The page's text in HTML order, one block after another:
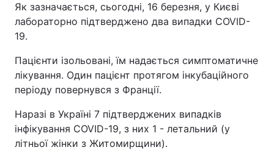
Як зазначається, сьогодні, 16 березня, у Києві
лабораторно підтверджено два випадки COVID-
19.
Пацієнти ізольовані, їм надається симптоматичне
лікування. Один пацієнт протягом інкубаційного
періоду повернувся з Франції.
Наразі в Україні 7 підтверджених випадків
інфікування COVID-19, з них 1 - летальний (у
літньої жінки з Житомирщини).